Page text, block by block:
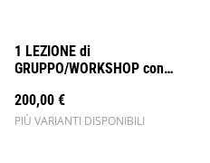
1 LEZIONE di
GRUPPO/WORKSHOP con
200,00 €
PIÙ VARIANTI DISPONIBILI